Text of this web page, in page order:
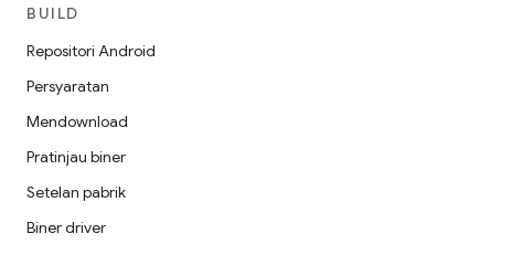
BUILD
Repositori Android
Persyaratan
Mendownload
Pratinjau biner
Setelan pabrik
Biner driver